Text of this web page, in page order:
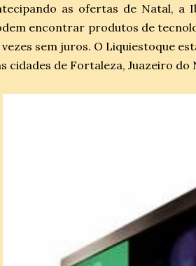
as ofertas de Natal, a
encontrar produtos de
vezes sem juros. O Liquiestoque
cidades de Fortaleza, Juazeiro do